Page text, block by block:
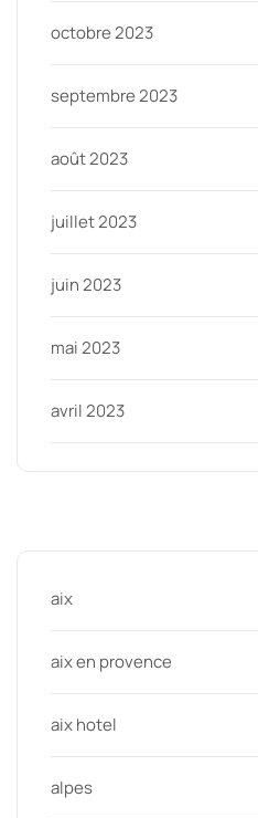
octobre 2023
septembre 2023
août 2023
juillet 2023
juin 2023
mai 2023
avril 2023
aix
aix en provence
aix hotel
alpes